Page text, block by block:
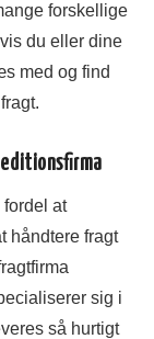
forskellige
du eller dine
med og find
at
håndtere fragt
sig i
så hurtigt